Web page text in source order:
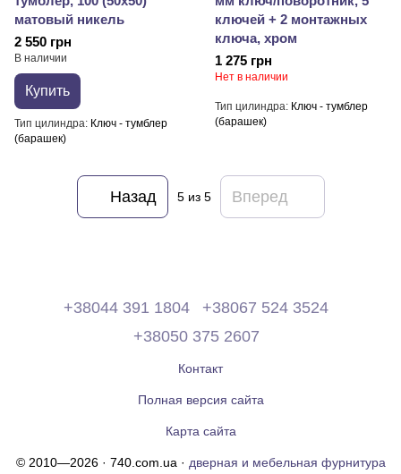
матовый никель
2 550 грн
В наличии
Купить
Тип цилиндра Ключ - тумблер
(барашек)
ключей + 2 монтажных
ключа, xром
1 275 грн
Нет в наличии
Тип цилиндра Ключ - тумблер
(барашек)
Назад 5из 5 Вперед
+38044 391 1804
+38067 524 3524
+38050 375 2607
Контакт
Полная версия сайта
Карта сайта
© 2010—2026 · 740.com.ua · дверная и мебельная фурнитура